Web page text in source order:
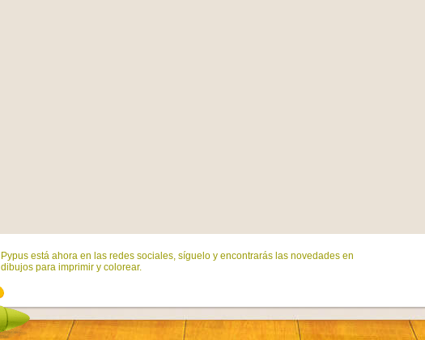
Pypus está ahora en las redes sociales, síguelo y encontrarás las novedades en
dibujos para imprimir y colorear.